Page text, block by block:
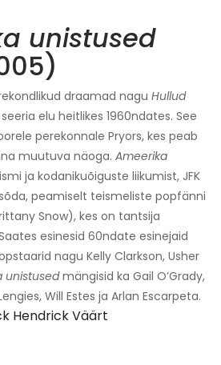
unistused
draamad nagu Hullud
elu heitlikes 1960ndates. See
perekonnale Pryors, kes peab
muutuva näoga. Ameerika
ja kodanikuõiguste liikumist, JFK
peamiselt teismeliste popfänni
Snow), kes on tantsija
esinesid 60ndate esinejaid
nagu Kelly Clarkson, Usher
unistusedmängisid ka Gail O’Grady,
Will Estes ja Arlan Escarpeta.
Hendrick Väärt